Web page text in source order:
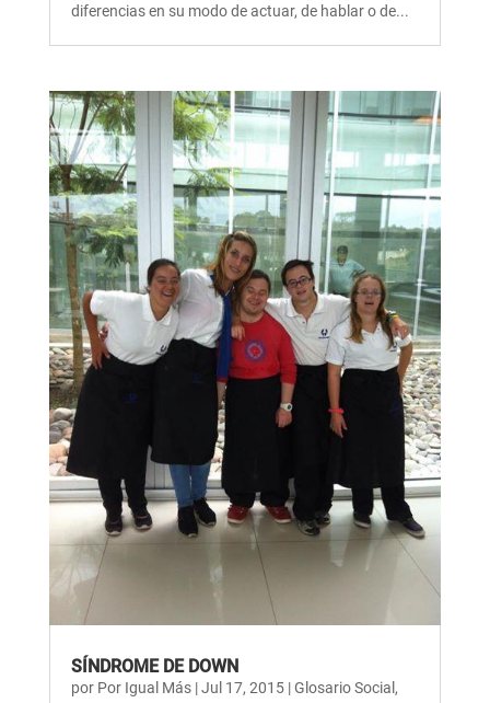
diferencias en su modo de actuar, de hablar o de...
SÍNDROME DE DOWN
por Por Igual Más|Jul 17, 2015|Glosario Social ,